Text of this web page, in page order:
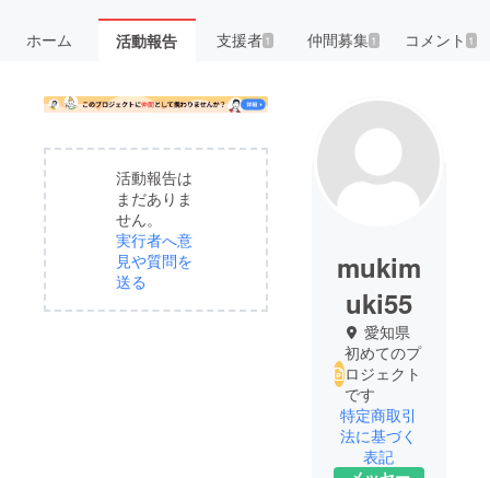
ホーム 活動報告 支援者 1 仲間募集 1 コメント 1
活動報告は
まだありま
せん。
実行者へ意
見や質問を
送る
mukim
uki55
愛知県
初めてのプ
ロジェクト
です
特定商取引
法に基づく
表記